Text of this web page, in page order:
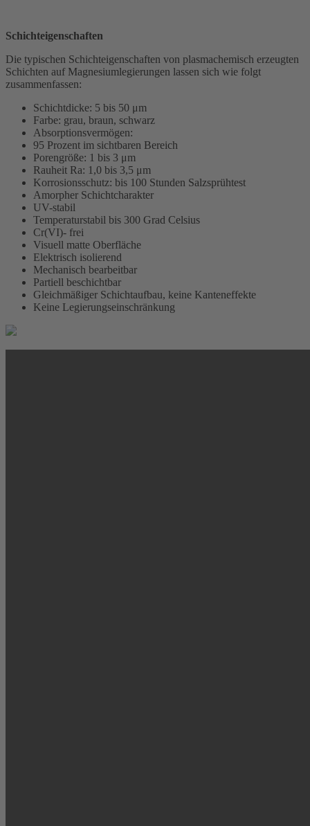
Schichteigenschaften
Die typischen Schichteigenschaften von plasmachemisch erzeugten
Schichten auf Magnesiumlegierungen lassen sich wie folgt
zusammenfassen:
Schichtdicke: 5 bis 50 μm
Farbe: grau, braun, schwarz
Absorptionsvermögen:
95 Prozent im sichtbaren Bereich
Porengröße: 1 bis 3 μm
Rauheit Ra: 1,0 bis 3,5 μm
Korrosionsschutz: bis 100 Stunden Salzsprühtest
Amorpher Schichtcharakter
UV-stabil
Temperaturstabil bis 300 Grad Celsius
Cr(VI)- frei
Visuell matte Oberfläche
Elektrisch isolierend
Mechanisch bearbeitbar
Partiell beschichtbar
Gleichmäßiger Schichtaufbau, keine Kanteneffekte
Keine Legierungseinschränkung